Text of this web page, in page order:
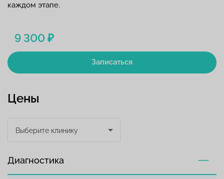
9 300 ₽
Записаться
каждом этапе.
Цены
Выберите клинику
Диагностика